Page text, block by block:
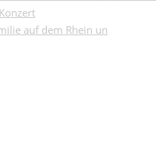
auf dem Rhein un